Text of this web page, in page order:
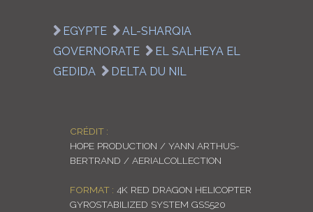
EGYPTE
AL-SHARQIA
GOVERNORATE
EL SALHEYA EL
GEDIDA
DELTA DU NIL
CRÉDIT :
HOPE PRODUCTION / YANN ARTHUS-
BERTRAND / AERIALCOLLECTION
FORMAT : 4K RED DRAGON HELICOPTER
GYROSTABILIZED SYSTEM GSS520